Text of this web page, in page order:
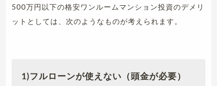
500万円以下の格安ワンルームマンション投資のデメリ
ットとしては、次のようなものが考えられます。
1)フルローンが使えない（頭金が必要）